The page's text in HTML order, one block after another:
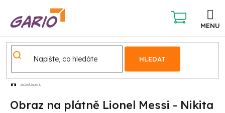
obsah
HLEDAT
NÁKUPNÍ
KOŠÍK
Obrazy
Obraz na plátně Lionel Messi - Nikita